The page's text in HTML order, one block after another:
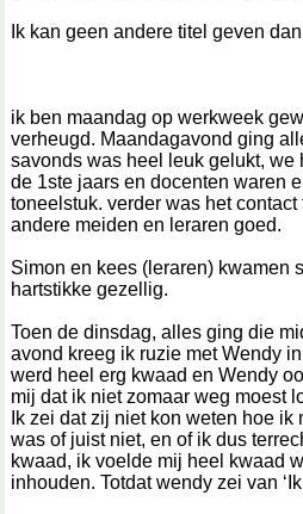
Ik kan geen andere titel geven
ik ben maandag op werkweek
verheugd. Maandagavond ging
savonds was heel leuk gelukt, we
de 1ste jaars en docenten waren
toneelstuk. verder was het
andere meiden en leraren goed.
Simon en kees (leraren) kwamen
hartstikke gezellig.
Toen de dinsdag, alles ging die
avond kreeg ik ruzie met Wendy
werd heel erg kwaad en Wendy
mij dat ik niet zomaar weg moest
Ik zei dat zij niet kon weten hoe
was of juist niet, en of ik dus
kwaad, ik voelde mij heel kwaad
inhouden. Totdat wendy zei van